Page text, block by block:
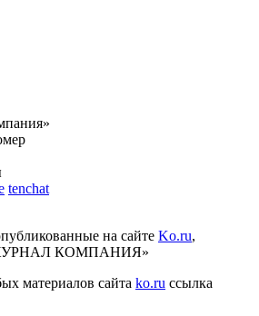
tenchat
на сайте Ko.ru,
КОМПАНИЯ»
материалов сайта ko.ru ссылка